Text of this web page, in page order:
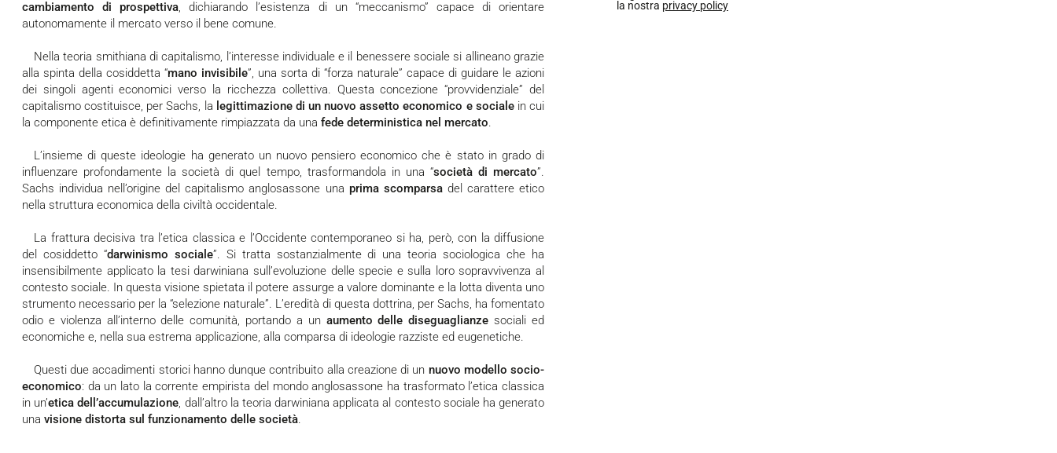
cambiamento di prospettiva, dichiarando l’esistenza di un “meccanismo” capace di orientare
autonomamente il mercato verso il bene comune.
Nella teoria smithiana di capitalismo, l’interesse individuale e il benessere sociale si allineano grazie
alla spinta della cosiddetta “mano invisibile”, una sorta di “forza naturale” capace di guidare le azioni
dei singoli agenti economici verso la ricchezza collettiva. Questa concezione “provvidenziale” del
capitalismo costituisce, per Sachs, la legittimazione di un nuovo assetto economico e socialein cui
la componente etica è definitivamente rimpiazzata da una fede deterministica nel mercato.
L’insieme di queste ideologie ha generato un nuovo pensiero economico che è stato in grado di
influenzare profondamente la società di quel tempo, trasformandola in una “società di mercato”.
Sachs individua nell’origine del capitalismo anglosassone una prima scomparsadel carattere etico
nella struttura economica della civiltà occidentale.
La frattura decisiva tra l’etica classica e l’Occidente contemporaneo si ha, però, con la diffusione
del cosiddetto “darwinismo sociale”. Si tratta sostanzialmente di una teoria sociologica che ha
insensibilmente applicato la tesi darwiniana sull’evoluzione delle specie e sulla loro sopravvivenza al
contesto sociale. In questa visione spietata il potere assurge a valore dominante e la lotta diventa uno
strumento necessario per la “selezione naturale”. L’eredità di questa dottrina, per Sachs, ha fomentato
odio e violenza all’interno delle comunità, portando a un aumento delle diseguaglianze sociali ed
economiche e, nella sua estrema applicazione, alla comparsa di ideologie razziste ed eugenetiche.
Questi due accadimenti storici hanno dunque contribuito alla creazione di un nuovo modello socio-
economico: da un lato la corrente empirista del mondo anglosassone ha trasformato l’etica classica
in un’etica dell’accumulazione, dall’altro la teoria darwiniana applicata al contesto sociale ha generato
una visione distorta sul funzionamento delle società.
la nostra privacy policy